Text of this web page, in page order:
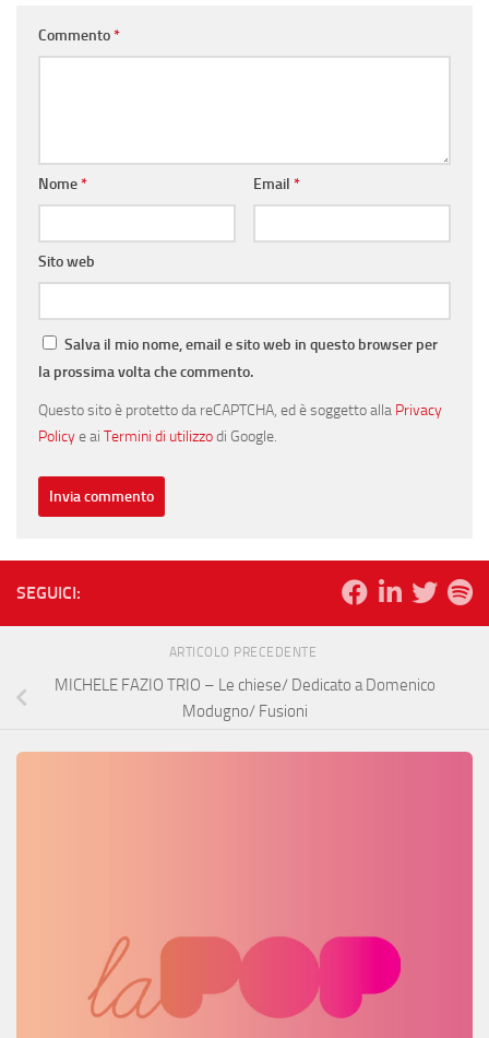
Commento*
Nome* Email *
Sito web
Salva il mio nome, email e sito web in questo browser per
la prossima volta che commento.
Questo sito è protetto da reCAPTCHA, ed è soggetto alla Privacy
Policye ai Termini di utilizzodi Google.
SEGUICI:
ARTICOLO PRECEDENTE
MICHELE FAZIO TRIO – Le chiese/ Dedicato a Domenico
Modugno/ Fusioni